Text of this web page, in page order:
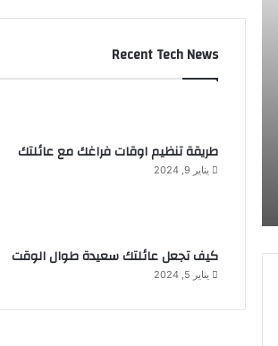
Recent Tech News
طريقة تنظيم اوقات فراغك مع عائلتك
يناير 9, 2024
كيف تجعل عائلتك سعيدة طوال الوقت
يناير 5, 2024